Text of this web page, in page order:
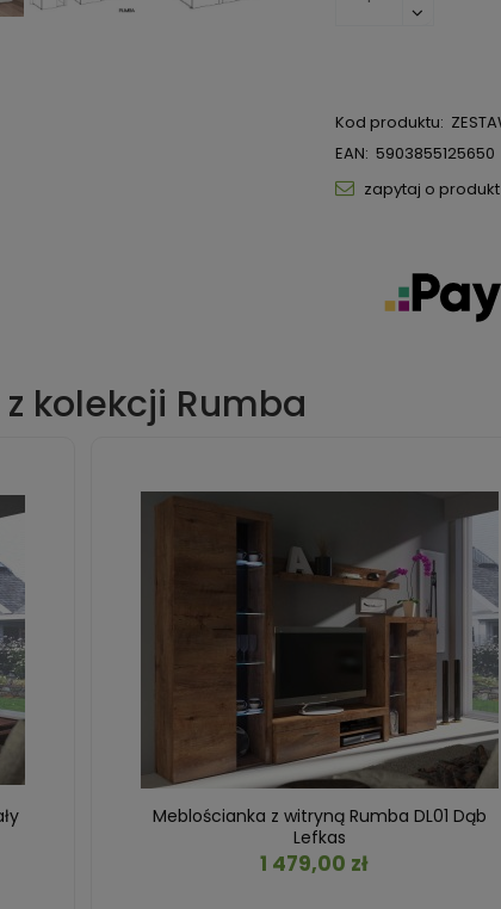
Kod produktu:
EAN: 5903855125650
zapytaj o produkt
kolekcji Rumba
Meblościanka z witryną Rumba DL01 Dąb
Lefkas
1 479,00 zł